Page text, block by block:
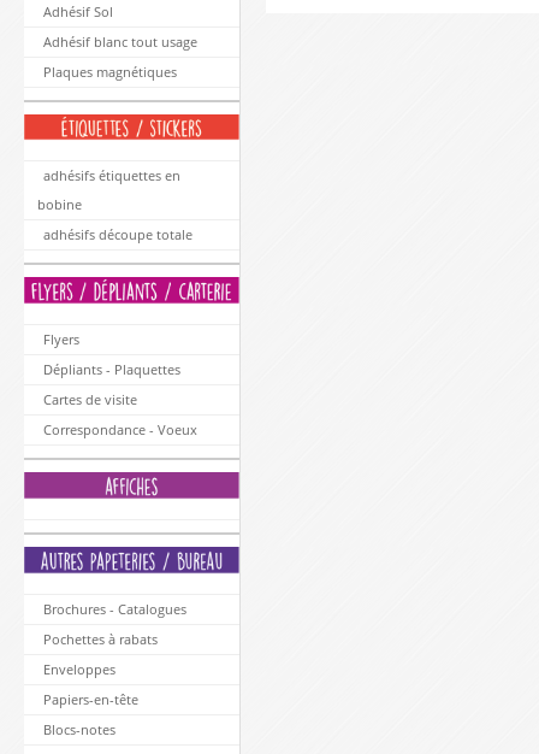
Adhésif Sol
Adhésif blanc tout usage
Plaques magnétiques
adhésifs étiquettes en
bobine
adhésifs découpe totale
Flyers
Dépliants - Plaquettes
Cartes de visite
Correspondance - Voeux
Brochures - Catalogues
Pochettes à rabats
Enveloppes
Papiers-en-tête
Blocs-notes